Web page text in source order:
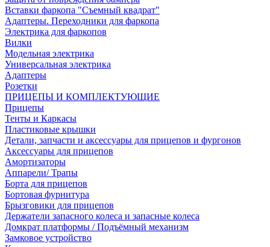
Вставки фаркопа "Съемный квадрат"
Адаптеры. Переходники для фаркопа
Электрика для фаркопов
Вилки
Модельная электрика
Универсальная электрика
Адаптеры
Розетки
ПРИЦЕПЫ И КОМПЛЕКТУЮЩИЕ
Прицепы
Тенты и Каркасы
Пластиковые крышки
Детали, запчасти и аксессуары для прицепов и фургонов
Аксессуары для прицепов
Амортизаторы
Аппарели/ Трапы
Борта для прицепов
Бортовая фурнитура
Брызговики для прицепов
Держатели запасного колеса и запасные колеса
Домкрат платформы / Подъёмный механизм
Замковое устройство